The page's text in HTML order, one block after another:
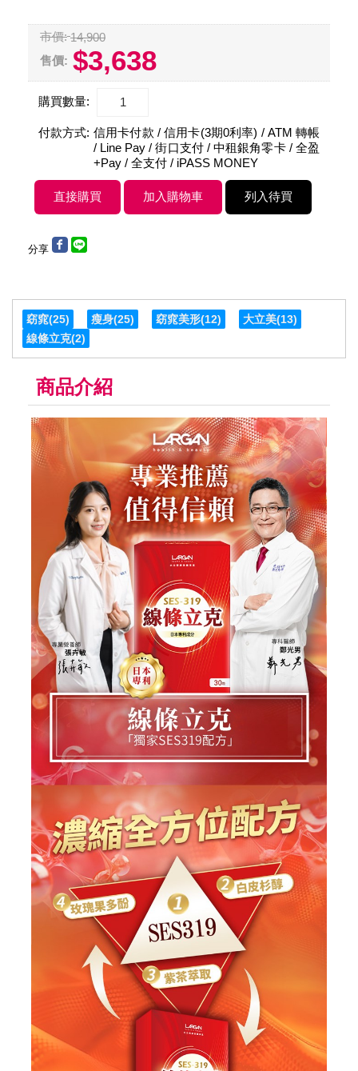
市價: 14,900
售價: $3,638
購買數量:
付款方式: 信用卡付款 / 信用卡(3期0利率) / ATM 轉帳
/ Line Pay / 街口支付 / 中租銀角零卡 / 全盈
+Pay / 全支付 / iPASS MONEY
分享
窈窕(25) 瘦身(25) 窈窕美形(12) 大立美(13)
線條立克(2)
商品介紹